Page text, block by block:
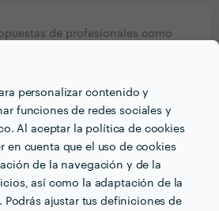
personalizar contenido y
funciones de redes sociales y
Al aceptar la política de cookies
en cuenta que el uso de cookies
de la navegación y de la
así como la adaptación de la
Podrás ajustar tus definiciones de
de profesionales como
por Caracol Animación
Magos en sevilla